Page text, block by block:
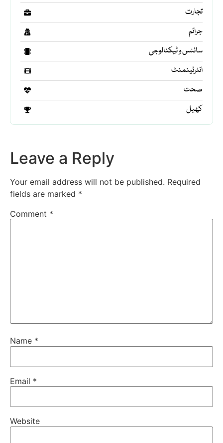
تجارت
جرائم
سائنس و ٹیکنالوجی
انٹرٹینمنٹ
صحت
کھیل
Leave a Reply
Your email address will not be published. Required
fields are marked *
Comment *
Name *
Email *
Website